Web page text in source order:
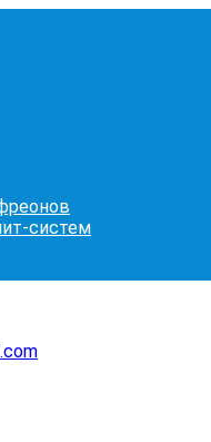
систем